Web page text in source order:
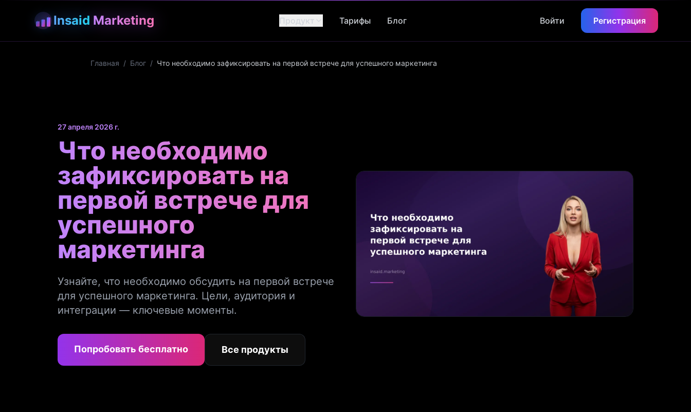
Insaid Marketing Продукт Тарифы Блог Войти Регистрация
Главная / Блог / Что необходимо зафиксировать на первой встрече для успешного маркетинга
27 апреля 2026 г.
Что необходимо
зафиксировать на
первой встрече для
успешного
маркетинга
Узнайте, что необходимо обсудить на первой встрече
для успешного маркетинга. Цели, аудитория и
интеграции — ключевые моменты.
Попробовать бесплатно Все продукты